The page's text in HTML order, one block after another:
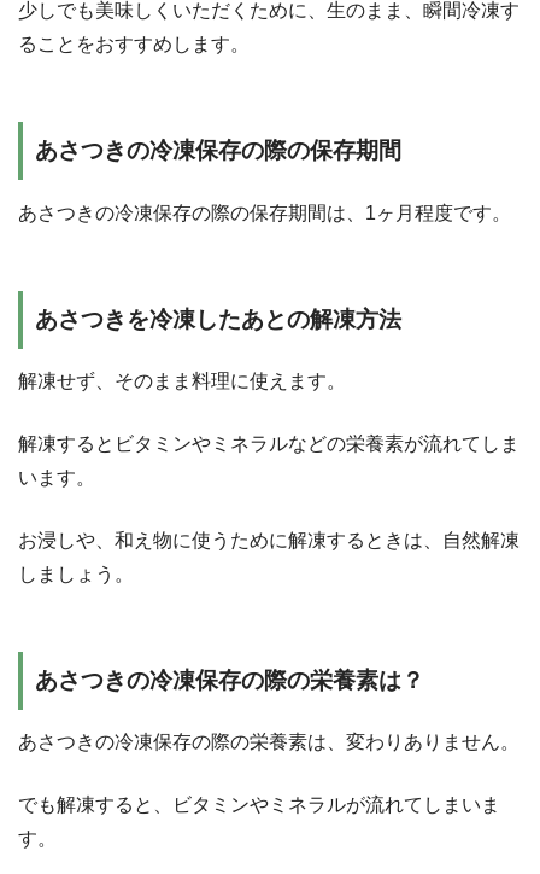
少しでも美味しくいただくために、生のまま、瞬間冷凍す
ることをおすすめします。
あさつきの冷凍保存の際の保存期間
あさつきの冷凍保存の際の保存期間は、1ヶ月程度です。
あさつきを冷凍したあとの解凍方法
解凍せず、そのまま料理に使えます。
解凍するとビタミンやミネラルなどの栄養素が流れてしま
います。
お浸しや、和え物に使うために解凍するときは、自然解凍
しましょう。
あさつきの冷凍保存の際の栄養素は？
あさつきの冷凍保存の際の栄養素は、変わりありません。
でも解凍すると、ビタミンやミネラルが流れてしまいま
す。